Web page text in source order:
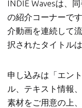
INDIE Wavesは、
の紹介コーナーで
介動画を連続して
択されたタイトル
申し込みは「エン
ル、テキスト情報
素材をご用意の上